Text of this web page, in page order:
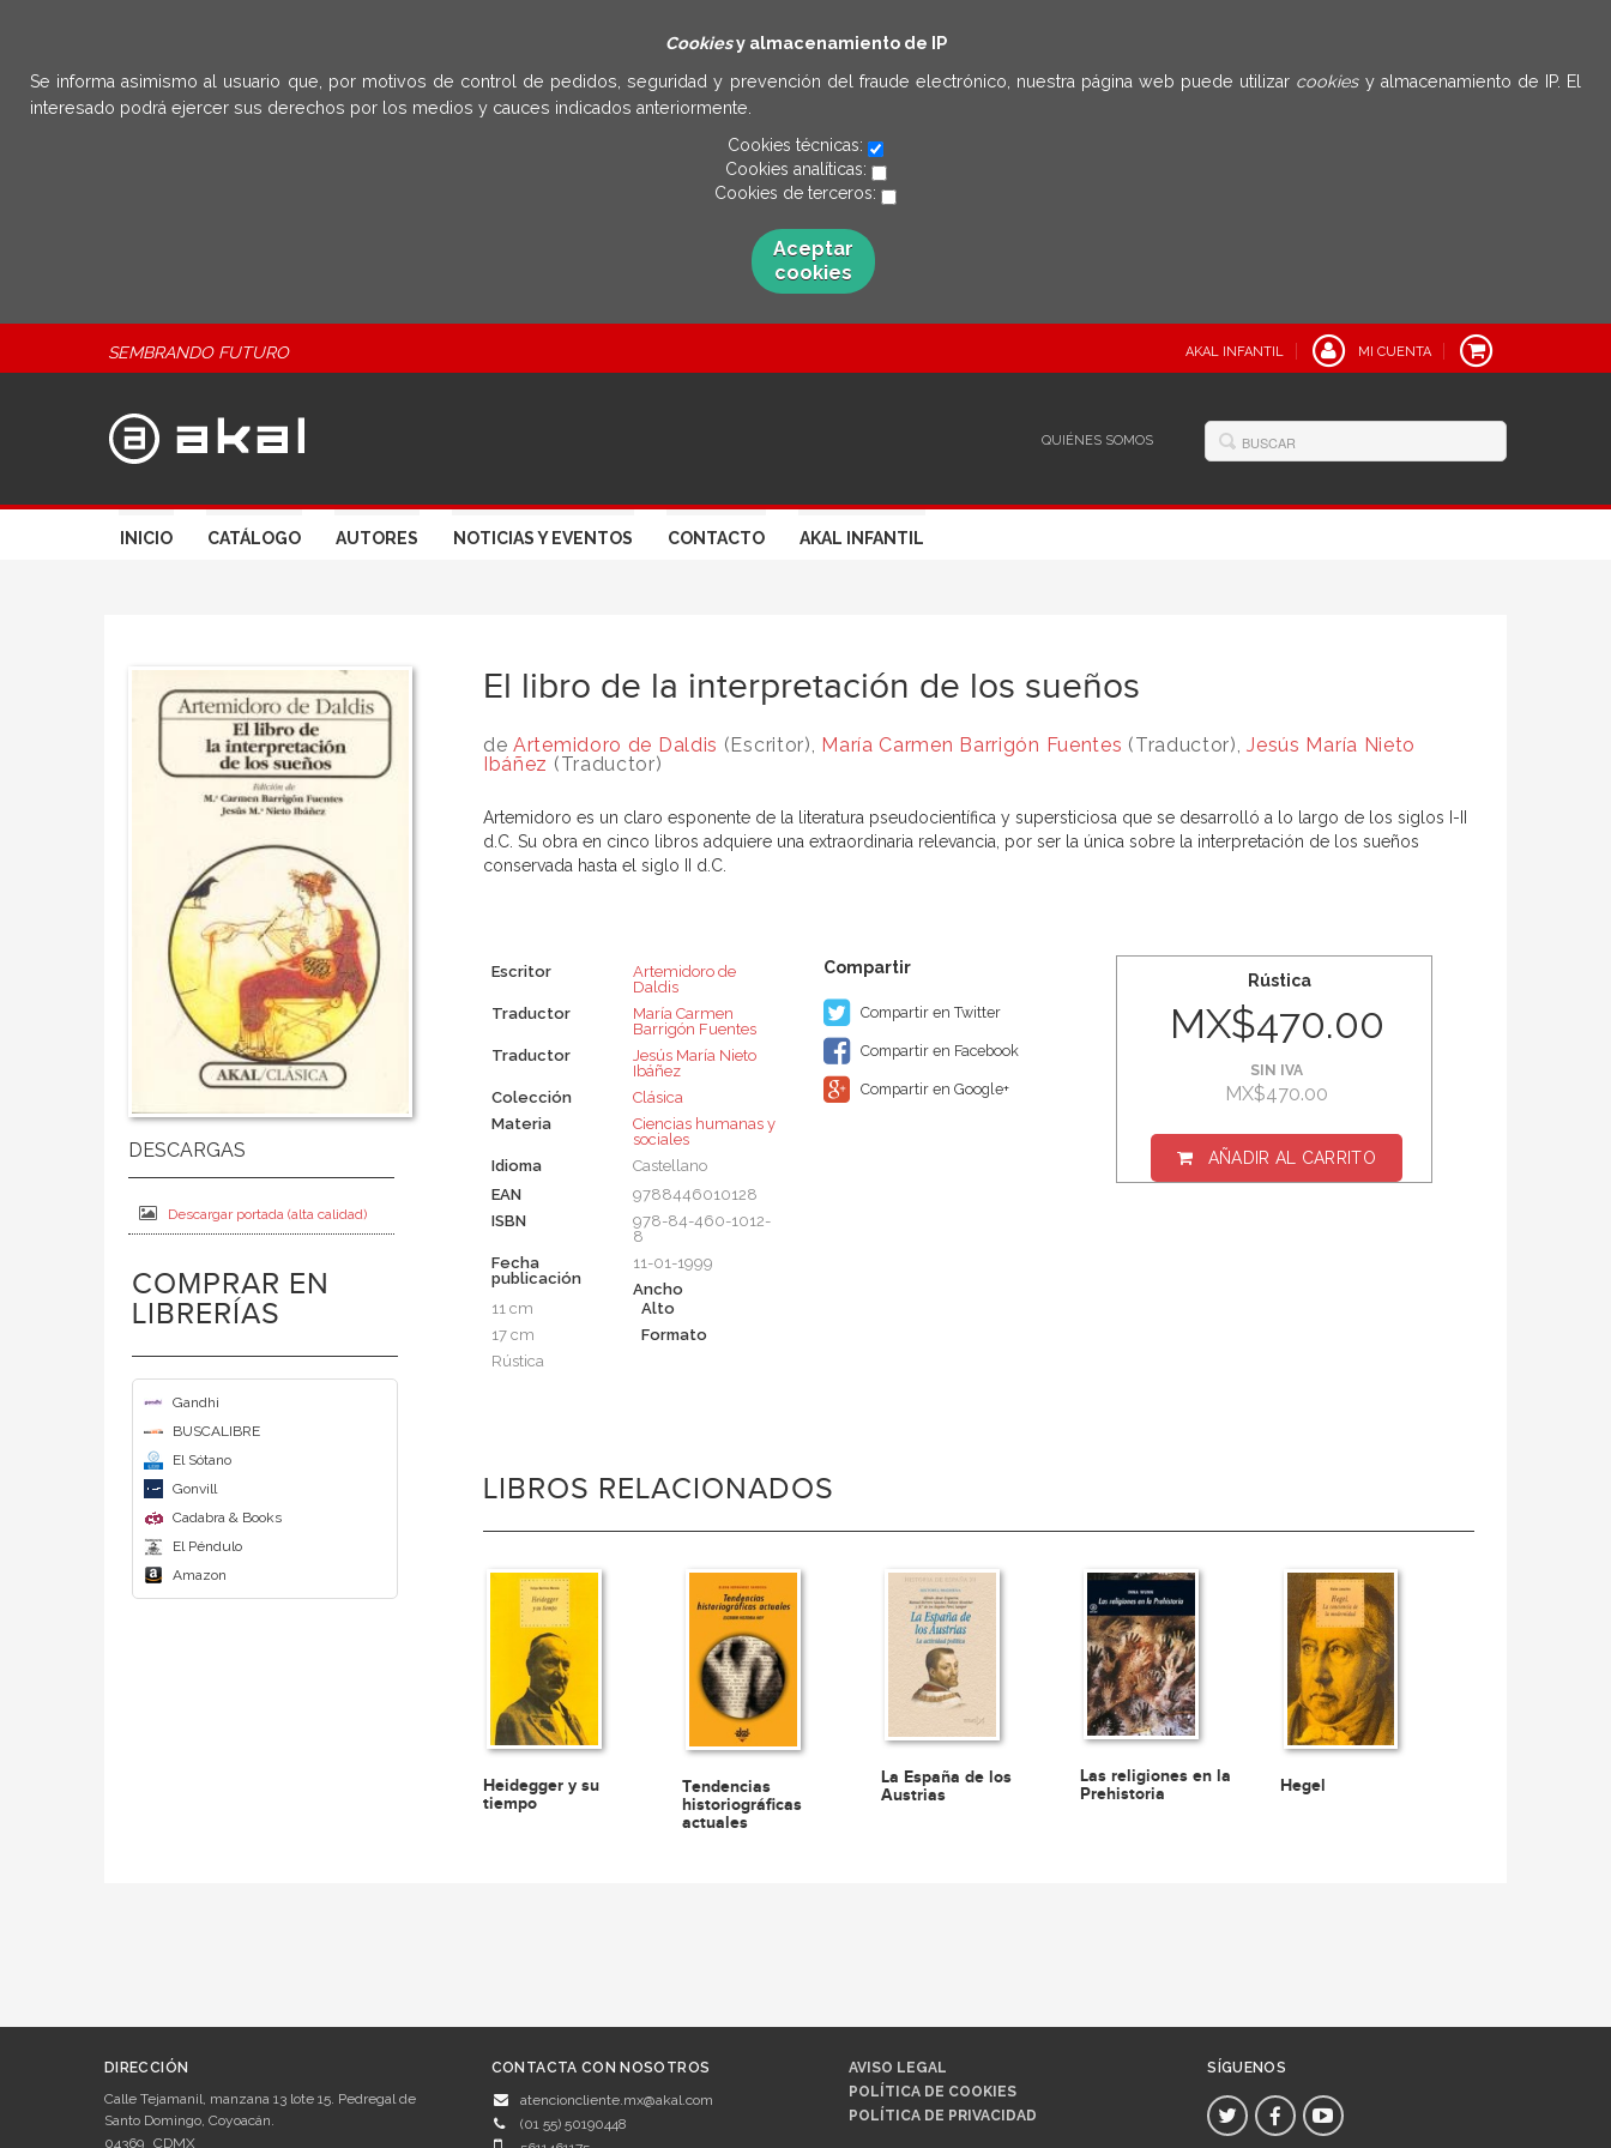
Cookiesy almacenamiento de IP
Se informa asimismo al usuario que, por motivos de control de pedidos, seguridad y prevención del fraude electrónico, nuestra página web puede utilizar cookies y almacenamiento de IP. El
interesado podrá ejercer sus derechos por los medios y cauces indicados anteriormente.
Cookies técnicas:
Cookies analíticas:
Cookies de terceros:
Aceptar
cookies
SEMBRANDO FUTURO AKAL INFANTIL MI CUENTA
QUIÉNES SOMOS
INICIO CATÁLOGO AUTORES NOTICIAS Y EVENTOS CONTACTO AKAL INFANTIL
Descargar portada (alta calidad)
COMPRAR EN
LIBRERÍAS
Gandhi
BUSCALIBRE
El Sótano
Gonvill
Cadabra & Books
El Péndulo
Amazon
El libro de la interpretación de los sueños
deArtemidoro de Daldis (Escritor), María Carmen Barrigón Fuentes (Traductor),Jesús María Nieto
Ibáñez (Traductor)
Artemidoro es un claro esponente de la literatura pseudocientífica y supersticiosa que se desarrolló a lo largo de los siglos I-II
d.C. Su obra en cinco libros adquiere una extraordinaria relevancia, por ser la única sobre la interpretación de los sueños
conservada hasta el siglo II d.C.
Escritor
Artemidoro de
Daldis
Traductor
María Carmen
Barrigón Fuentes
Traductor
Jesús María Nieto
Ibáñez
Colección
Clásica
Materia
Ciencias humanas y
sociales
Idioma
Castellano
EAN
9788446010128
ISBN
978-84-460-1012-
8
Fecha
publicación
11-01-1999
Ancho
11 cm
Alto
17 cm
Formato
Rústica
Compartir en Twitter
Compartir en Facebook
Compartir en Google+
Rústica
MX$470.00
SIN IVA
MX$470.00
AÑADIR AL CARRITO
LIBROS RELACIONADOS
Heidegger y su
tiempo
Tendencias
historiográficas
actuales
La España de los
Austrias
Las religiones en la
Prehistoria
Hegel
DIRECCIÓN
Calle Tejamanil, manzana 13 lote 15. Pedregal de
Santo Domingo, Coyoacán.
04369 CDMX
CONTACTA CON NOSOTROS
atencioncliente.mx@akal.com
(01 55) 50190448
AVISO LEGAL
POLÍTICA DE COOKIES
POLÍTICA DE PRIVACIDAD
SÍGUENOS